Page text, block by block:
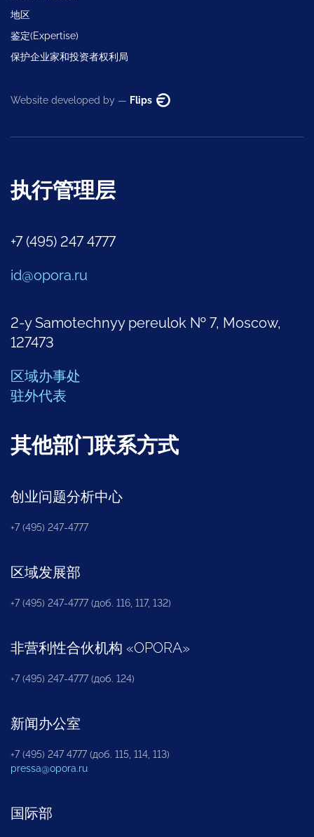
地区
鉴定(Expertise)
保护企业家和投资者权利局
Website developed by — Flips
执行管理层
+7 (495) 247 4777
id@opora.ru
2-y Samotechnyy pereulok № 7, Moscow,
127473
区域办事处
驻外代表
其他部门联系方式
创业问题分析中心
+7 (495) 247-4777
区域发展部
+7 (495) 247-4777 (доб. 116, 117, 132)
非营利性合伙机构 «OPORA»
+7 (495) 247-4777 (доб. 124)
新闻办公室
+7 (495) 247 4777 (доб. 115, 114, 113)
pressa@opora.ru
国际部